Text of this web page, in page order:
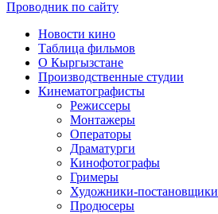
Проводник по сайту
Новости кино
Таблица фильмов
О Кыргызстане
Производственные студии
Кинематографисты
Режиссеры
Монтажеры
Операторы
Драматурги
Кинофотографы
Гримеры
Художники-постановщики
Продюсеры